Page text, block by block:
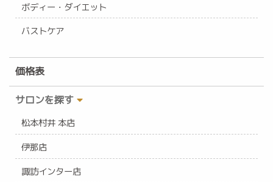
ボディー・ダイエット
バストケア
価格表
サロンを探す
松本村井 本店
伊那店
諏訪インター店